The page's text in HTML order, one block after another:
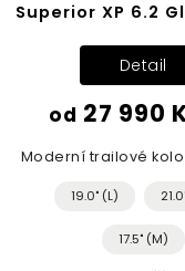
Superior XP 6.2
od 27 990
Detail
Moderní trailové kolo
19.0" (L)
17.5" (M)